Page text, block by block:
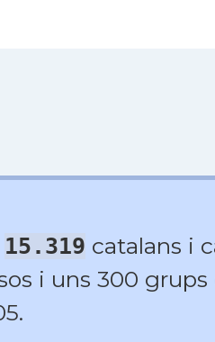
15.319 catalans i
i uns 300